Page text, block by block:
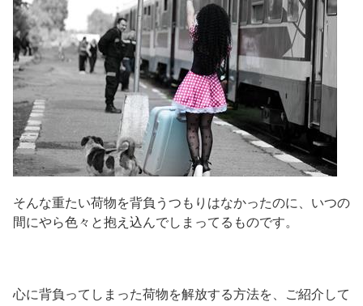
そんな重たい荷物を背負うつもりはなかったのに、いつの
間にやら色々と抱え込んでしまってるものです。
心に背負ってしまった荷物を解放する方法を、ご紹介して